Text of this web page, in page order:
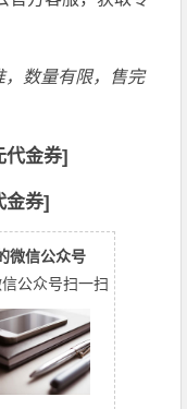
，数量有限，售完
代金券]
金券]
微信公众号
公众号扫一扫